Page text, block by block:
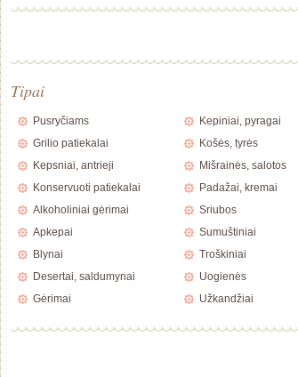
žuvies
Tipai
Pusryčiams
Grilio patiekalai
Kepsniai, antrieji
Konservuoti patiekalai
Alkoholiniai gėrimai
Apkepai
Blynai
Desertai, saldumynai
Gėrimai
Kepiniai, pyragai
Košės, tyrės
Mišrainės, salotos
Padažai, kremai
Sriubos
Sumuštiniai
Troškiniai
Uogienės
Užkandžiai